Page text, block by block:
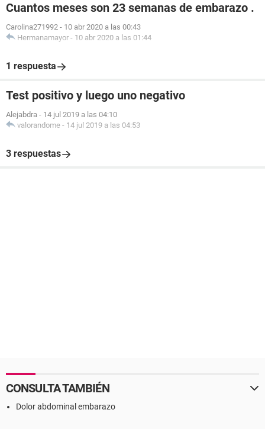
Cuantos meses son 23 semanas de embarazo .
Carolina271992 - 10 abr 2020 a las 00:43
Hermanamayor - 10 abr 2020 a las 01:44
1 respuesta
Test positivo y luego uno negativo
Alejabdra - 14 jul 2019 a las 04:10
valorandome - 14 jul 2019 a las 04:53
3 respuestas
CONSULTA TAMBIÉN
Dolor abdominal embarazo